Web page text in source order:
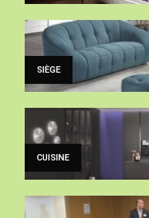
SIÈGE
CUISINE